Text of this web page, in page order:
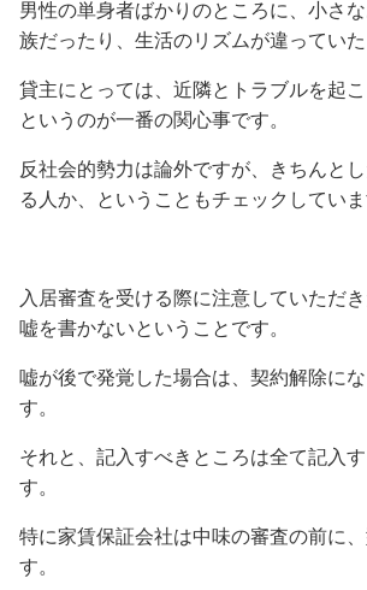
男性の単身者ばかりのところに、小さ
族だったり、生活のリズムが違っていた
貸主にとっては、近隣とトラブルを起こ
というのが一番の関心事です。
反社会的勢力は論外ですが、きちんと
る人か、ということもチェックしていま
入居審査を受ける際に注意していただ
嘘を書かないということです。
嘘が後で発覚した場合は、契約解除に
す。
それと、記入すべきところは全て記入
す。
特に家賃保証会社は中味の審査の前に
す。